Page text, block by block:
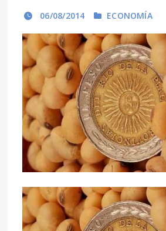
06/08/2014 ECONOMÍA